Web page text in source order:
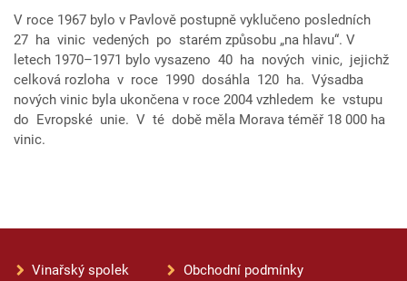
V roce 1967 bylo v Pavlově postupně vyklučeno posledních
27 ha vinic vedených po starém způsobu „na hlavu“. V
letech 1970–1971 bylo vysazeno 40 ha nových vinic, jejichž
celková rozloha v roce 1990 dosáhla 120 ha. Výsadba
nových vinic byla ukončena v roce 2004 vzhledem ke vstupu
do Evropské unie. V té době měla Morava téměř 18 000 ha
vinic.
Vinařský spolek
Obchodní podmínky